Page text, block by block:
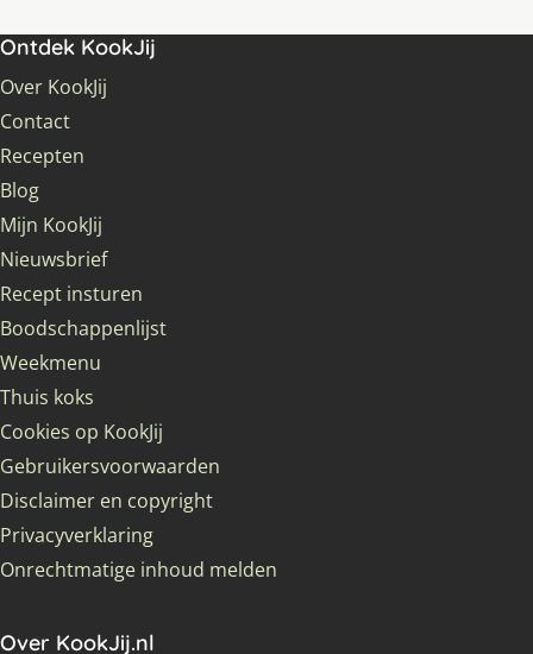
Ontdek KookJij
Over KookJij
Contact
Recepten
Blog
Mijn KookJij
Nieuwsbrief
Recept insturen
Boodschappenlijst
Weekmenu
Thuis koks
Cookies op KookJij
Gebruikersvoorwaarden
Disclaimer en copyright
Privacyverklaring
Onrechtmatige inhoud melden
Over KookJij.nl